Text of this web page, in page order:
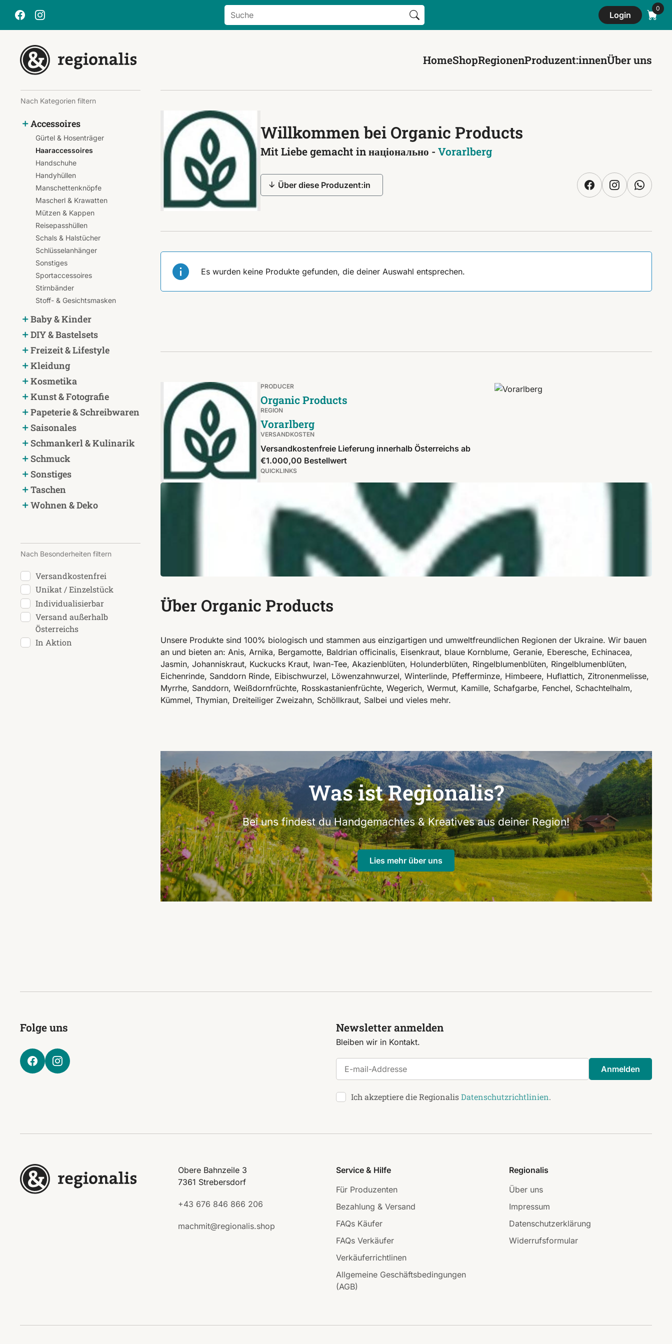
Search
for:
Search Button
Login
HomeShopRegionenProduzent:innenÜber uns
Nach Kategorien filtern
Accessoires
Gürtel & Hosenträger
Haaraccessoires
Handschuhe
Handyhüllen
Manschettenknöpfe
Mascherl & Krawatten
Mützen & Kappen
Reisepasshüllen
Schals & Halstücher
Schlüsselanhänger
Sonstiges
Sportaccessoires
Stirnbänder
Stoff- & Gesichtsmasken
Baby & Kinder
DIY & Bastelsets
Freizeit & Lifestyle
Kleidung
Kosmetika
Kunst & Fotografie
Papeterie & Schreibwaren
Saisonales
Schmankerl & Kulinarik
Schmuck
Sonstiges
Taschen
Wohnen & Deko
Nach Besonderheiten filtern
Versandkostenfrei
Unikat / Einzelstück
Individualisierbar
Versand außerhalb
Österreichs
In Aktion
Willkommen bei Organic Products
Mit Liebe gemacht in національно - Vorarlberg
Über diese Produzent:in
Es wurden keine Produkte gefunden, die deiner Auswahl entsprechen.
PRODUCER
Organic Products
REGION
Vorarlberg
VERSANDKOSTEN
Versandkostenfreie Lieferung innerhalb Österreichs ab
€1.000,00 Bestellwert
QUICKLINKS
Über Organic Products
Unsere Produkte sind 100% biologisch und stammen aus einzigartigen und umweltfreundlichen Regionen der Ukraine. Wir bauen
an und bieten an: Anis, Arnika, Bergamotte, Baldrian officinalis, Eisenkraut, blaue Kornblume, Geranie, Eberesche, Echinacea,
Jasmin, Johanniskraut, Kuckucks Kraut, Iwan-Tee, Akazienblüten, Holunderblüten, Ringelblumenblüten, Ringelblumenblüten,
Eichenrinde, Sanddorn Rinde, Eibischwurzel, Löwenzahnwurzel, Winterlinde, Pfefferminze, Himbeere, Huflattich, Zitronenmelisse,
Myrrhe, Sanddorn, Weißdornfrüchte, Rosskastanienfrüchte, Wegerich, Wermut, Kamille, Schafgarbe, Fenchel, Schachtelhalm,
Kümmel, Thymian, Dreiteiliger Zweizahn, Schöllkraut, Salbei und vieles mehr.
Was ist Regionalis?
Bei uns findest du Handgemachtes & Kreatives aus deiner Region!
Lies mehr über uns
Folge uns Newsletter anmelden
Bleiben wir in Kontakt.
Anmelden
Ich akzeptiere die RegionalisDatenschutzrichtlinien.
Obere Bahnzeile 3
7361 Strebersdorf
+43 676 846 866 206
machmit@regionalis.shop
Service & Hilfe
Für Produzenten
Bezahlung & Versand
FAQs Käufer
FAQs Verkäufer
Verkäuferrichtlinen
Allgemeine Geschäftsbedingungen
(AGB)
Regionalis
Über uns
Impressum
Datenschutzerklärung
Widerrufsformular